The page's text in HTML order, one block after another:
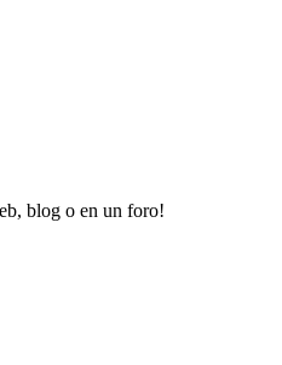
blog o en un foro!